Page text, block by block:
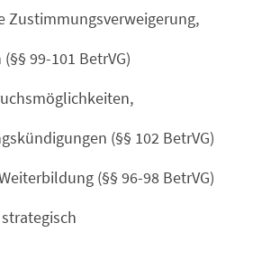
Zustimmungsverweigerung,
99-101 BetrVG)
(§§ 102 BetrVG)
(§§ 96-98 BetrVG)